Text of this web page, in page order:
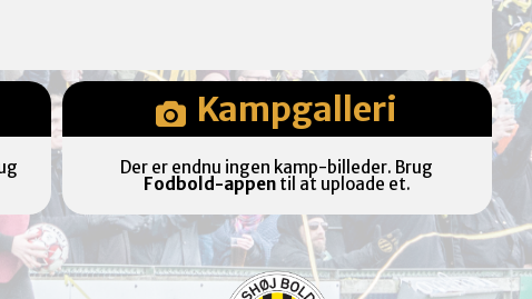
Kampgalleri
Der er endnu ingen kamp-billeder. Brug
Fodbold-appentil at uploade et.